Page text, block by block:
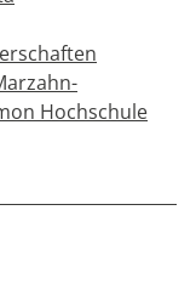
Hochschule